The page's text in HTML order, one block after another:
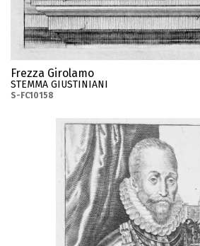
Frezza Girolamo
STEMMA GIUSTINIANI
S-FC10158